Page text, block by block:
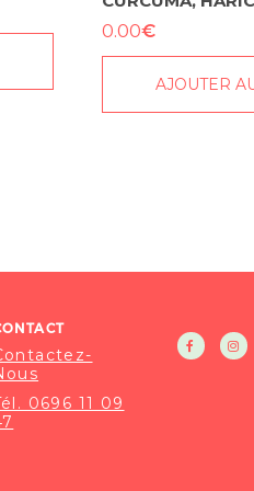
0.00€
AJOUTER
0696 11 09